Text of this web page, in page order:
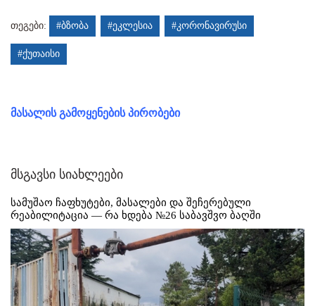
თეგები: #ბზობა #ეკლესია #კორონავირუსი
#ქუთაისი
მასალის გამოყენების პირობები
მსგავსი სიახლეები
სამუშაო ჩაფხუტები, მასალები და შეჩერებული
რეაბილიტაცია — რა ხდება №26 საბავშვო ბაღში